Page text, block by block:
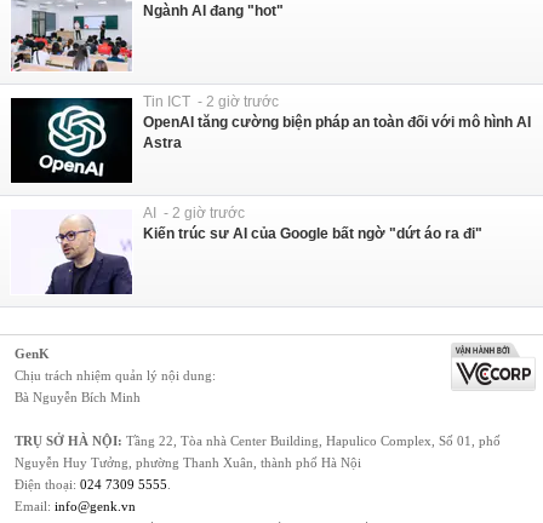
Ngành AI đang "hot"
Tin ICT - 2 giờ trước
OpenAI tăng cường biện pháp an toàn đối với mô hình AI
Astra
AI - 2 giờ trước
Kiến trúc sư AI của Google bất ngờ "dứt áo ra đi"
GenK
Chịu trách nhiệm quản lý nội dung:
Bà Nguyễn Bích Minh
TRỤ SỞ HÀ NỘI: Tầng 22, Tòa nhà Center Building, Hapulico Complex, Số 01, phố
Nguyễn Huy Tưởng, phường Thanh Xuân, thành phố Hà Nội
Điện thoại: 024 7309 5555
Email: info@genk.vn